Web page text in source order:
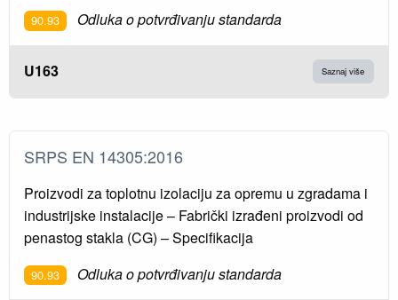
90.93 Odluka o potvrđivanju standarda
U163 Saznaj više
SRPS EN 14305:2016
Proizvodi za toplotnu izolaciju za opremu u zgradama i
industrijske instalacije – Fabrički izrađeni proizvodi od
penastog stakla (CG) – Specifikacija
90.93 Odluka o potvrđivanju standarda